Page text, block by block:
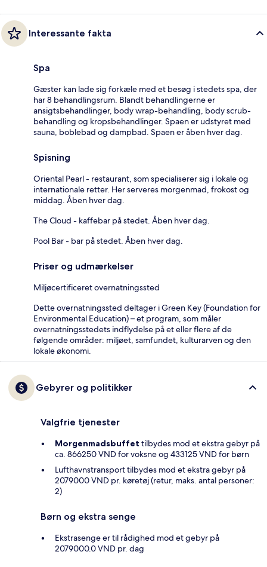
Interessante fakta
Spa
Gæster kan lade sig forkæle med et besøg i stedets spa, der
har 8 behandlingsrum. Blandt behandlingerne er
ansigtsbehandlinger, body wrap-behandling, body scrub-
behandling og kropsbehandlinger. Spaen er udstyret med
sauna, boblebad og dampbad. Spaen er åben hver dag.
Spisning
Oriental Pearl - restaurant, som specialiserer sig i lokale og
internationale retter. Her serveres morgenmad, frokost og
middag. Åben hver dag.
The Cloud - kaffebar på stedet. Åben hver dag.
Pool Bar - bar på stedet. Åben hver dag.
Priser og udmærkelser
Miljøcertificeret overnatningssted
Dette overnatningssted deltager i Green Key (Foundation for
Environmental Education) – et program, som måler
overnatningsstedets indflydelse på et eller flere af de
følgende områder: miljøet, samfundet, kulturarven og den
lokale økonomi.
Gebyrer og politikker
Valgfrie tjenester
Morgenmadsbuffet tilbydes mod et ekstra gebyr på
ca. 866250 VND for voksne og 433125 VND for børn
Lufthavnstransport tilbydes mod et ekstra gebyr på
2079000 VND pr. køretøj (retur, maks. antal personer:
2)
Børn og ekstra senge
Ekstrasenge er til rådighed mod et gebyr på
2079000.0 VND pr. dag